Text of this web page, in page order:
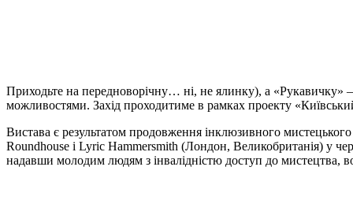
Приходьте на передноворічну… ні, не ялинку), а «Рукавичку»
можливостями. Захід проходитиме в рамках проекту
Вистава є результатом продовження інклюзивного
Roundhouse і Lyric Hammersmith (Лондон, Великобританія) у
надавши молодим людям з інвалідністю доступ до мистецтва,